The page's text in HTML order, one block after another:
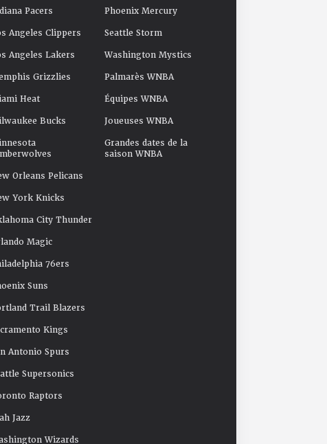
Pacers
Angeles Clippers
Angeles Lakers
Grizzlies
Heat
Bucks
Orleans Pelicans
York Knicks
City Thunder
Magic
76ers
Suns
Trail Blazers
Kings
Antonio Spurs
Supersonics
Raptors
Jazz
Wizards
Phoenix Mercury
Seattle Storm
Washington Mystics
Palmarès WNBA
Équipes WNBA
Joueuses WNBA
Grandes dates de la
saison WNBA